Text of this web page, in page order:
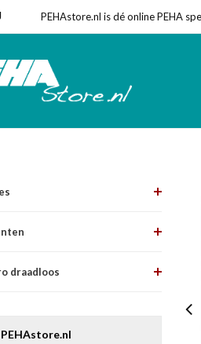
PEHAstore.nl is dé online PEHA
draadloos